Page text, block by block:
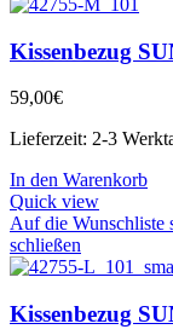
Kissenbezug
59,00€
Lieferzeit: 2-3
In den Warenkorb
Quick view
Auf die Wunschliste
schließen
Kissenbezug